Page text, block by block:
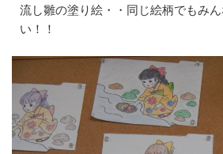
流し雛の塗り絵・・同じ絵柄でもみ
い！！